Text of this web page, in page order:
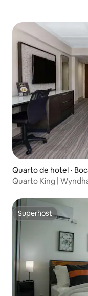
Quarto de hotel ⋅
Quarto King |
Superhost
Superhost